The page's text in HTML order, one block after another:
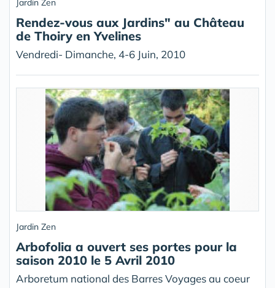
Jardin Zen
Rendez-vous aux Jardins" au Château
de Thoiry en Yvelines
Vendredi- Dimanche, 4-6 Juin, 2010
Jardin Zen
Arbofolia a ouvert ses portes pour la
saison 2010 le 5 Avril 2010
Arboretum national des Barres Voyages au coeur